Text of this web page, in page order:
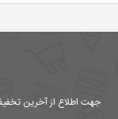
جهت اطلاع از آخرین